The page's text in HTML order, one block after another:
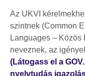
Az UKVI
szintnek (Common
Languages –
neveznek, az
(Látogass el a
nyelvtudás